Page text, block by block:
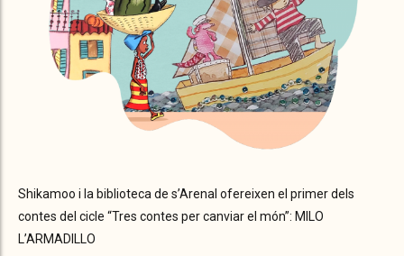
Shikamoo i la biblioteca de s’Arenal ofereixen el primer dels
contes del cicle “Tres contes per canviar el món”: MILO
L’ARMADILLO